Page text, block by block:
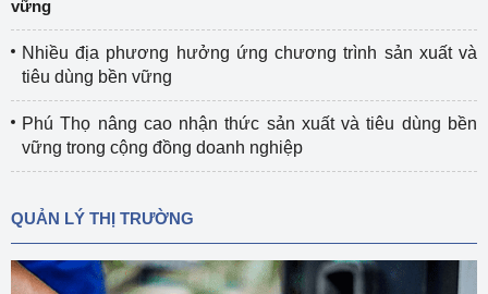
vững
Nhiều địa phương hưởng ứng chương trình sản xuất và
tiêu dùng bền vững
Phú Thọ nâng cao nhận thức sản xuất và tiêu dùng bền
vững trong cộng đồng doanh nghiệp
QUẢN LÝ THỊ TRƯỜNG